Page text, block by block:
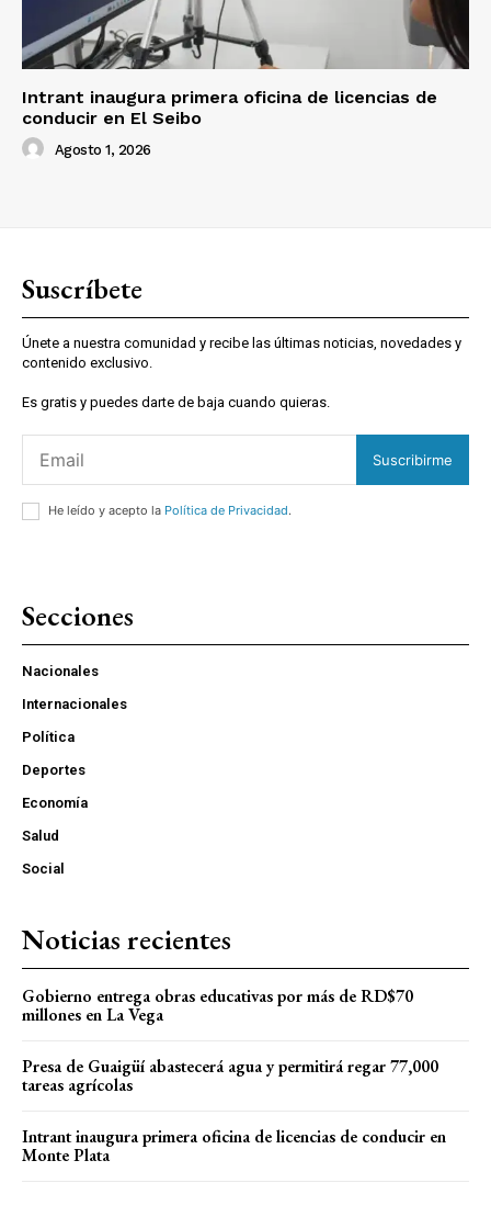
Intrant inaugura primera oficina de licencias de
conducir en El Seibo
Agosto 1, 2026
Suscríbete
Únete a nuestra comunidad y recibe las últimas noticias, novedades y
contenido exclusivo.
Es gratis y puedes darte de baja cuando quieras.
Suscribirme
He leído y acepto la Política de Privacidad.
Secciones
Nacionales
Internacionales
Política
Deportes
Economía
Salud
Social
Noticias recientes
Gobierno entrega obras educativas por más de RD$70
millones en La Vega
Presa de Guaigüí abastecerá agua y permitirá regar 77,000
tareas agrícolas
Intrant inaugura primera oficina de licencias de conducir en
Monte Plata